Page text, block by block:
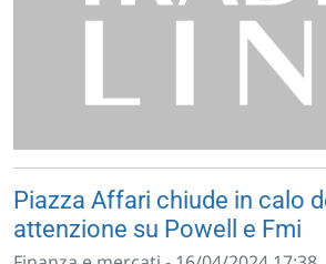
Piazza Affari chiude in calo
attenzione su Powell e Fmi